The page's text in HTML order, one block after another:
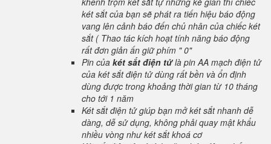
két sắt của bạn sẽ phát ra tiến hiệu báo động
vang lên cảnh báo đến chủ nhân của chiếc két
sắt ( Thao tác kích hoạt tính năng báo động
rất đơn giản ấn giữ phím " 0"
Pin của két sắt điện tửlà pin AA mạch điện tử
của két sắt điện tử dùng rất bền và ổn định
dùng được trong khoảng thời gian từ 10 tháng
cho tới 1 năm
Két sắt điện tử giúp bạn mở két sắt nhanh dễ
dàng, dễ sử dụng, không phải quay mật khẩu
nhiều vòng như két sắt khoá cơ